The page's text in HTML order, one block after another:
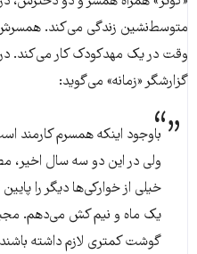
متوسط‌نشین زندگی می‌کند. همسرش،
وقت در یک مهدکودک کار می‌کند. در
گزارشگر «زمانه» می‌گوید:
باوجود اینکه همسرم کارمند
ولی در این دو سه سال
خیلی از خوارکی‌ها دیگر را
یک ماه و نیم کش می‌دهم.
گوشت کمتری لازم داشته